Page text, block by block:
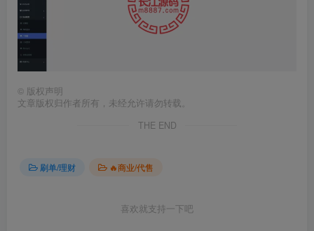
© 版权声明
文章版权归作者所有，未经允许请勿转载。
THE END
刷单/理财 🔥商业/代售
喜欢就支持一下吧